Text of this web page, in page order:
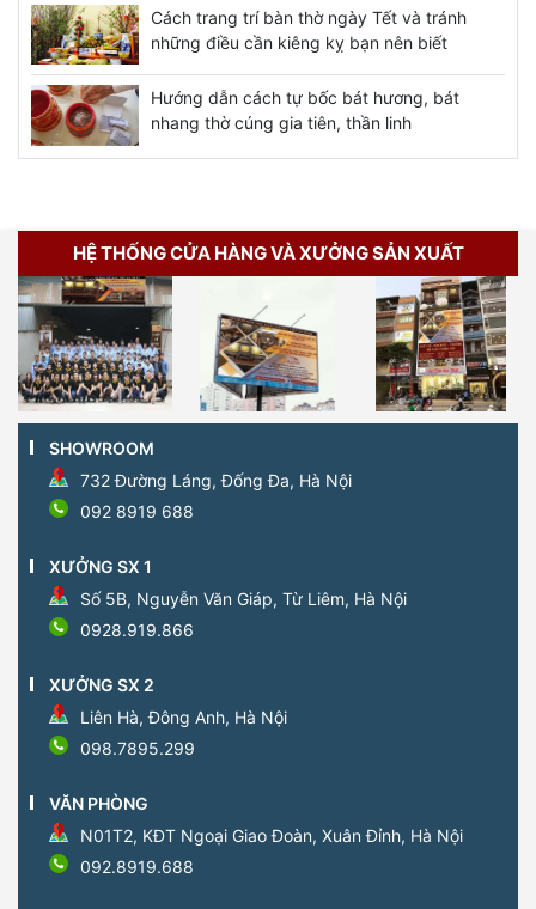
Cách trang trí bàn thờ ngày Tết và tránh
những điều cần kiêng kỵ bạn nên biết
Hướng dẫn cách tự bốc bát hương, bát
nhang thờ cúng gia tiên, thần linh
HỆ THỐNG CỬA HÀNG VÀ XƯỞNG SẢN XUẤT
SHOWROOM
732 Đường Láng, Đống Đa, Hà Nội
092 8919 688
XƯỞNG SX 1
Số 5B, Nguyễn Văn Giáp, Từ Liêm, Hà Nội
0928.919.866
XƯỞNG SX 2
Liên Hà, Đông Anh, Hà Nội
098.7895.299
VĂN PHÒNG
N01T2, KĐT Ngoại Giao Đoàn, Xuân Đỉnh, Hà Nội
092.8919.688